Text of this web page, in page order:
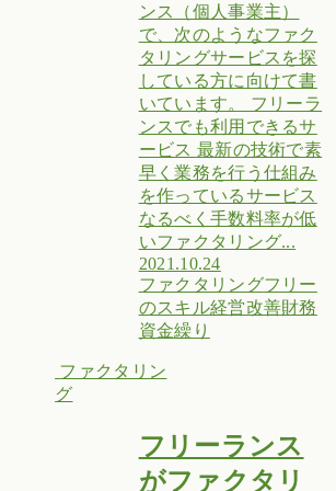
ンス（個人事業主）
で、次のようなファク
タリングサービスを探
している方に向けて書
いています。 フリーラ
ンスでも利用できるサ
ービス 最新の技術で素
早く業務を行う仕組み
を作っているサービス
なるべく手数料率が低
いファクタリング...
2021.10.24
ファクタリングフリー
のスキル経営改善財務
資金繰り
ファクタリン
グ
フリーランス
がファクタリ